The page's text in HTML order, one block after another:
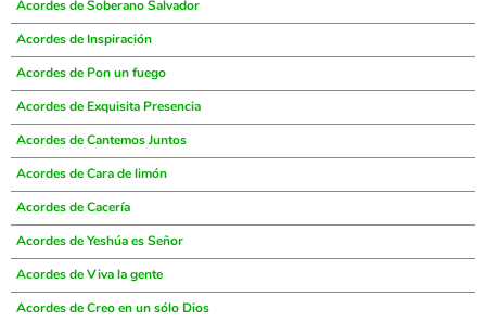
Acordes de Soberano Salvador
Acordes de Inspiración
Acordes de Pon un fuego
Acordes de Exquisita Presencia
Acordes de Cantemos Juntos
Acordes de Cara de limón
Acordes de Cacería
Acordes de Yeshúa es Señor
Acordes de Viva la gente
Acordes de Creo en un sólo Dios